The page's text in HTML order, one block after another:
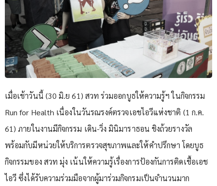
เมื่อเช้าวันนี้ (30 มิ.ย 61) สวท ร่วมออกบูธให้ความรู้ฯ ในกิจกรรม
Run for Health เนื่องในวันรณรงค์ตรวจเอชไอวีแห่งชาติ (1 ก.ค.
61) ภายในงานมีกิจกรรม เดิน-วิ่ง มินิมาราธอน ชิงถ้วยรางวัล
พร้อมกับมีหน่วยให้บริการตรวจสุขภาพและให้คำปรึกษา โดยบูธ
กิจกรรมของ สวท มุ่ง เน้นให้ความรู้เรื่องการป้องกันการติดเชื้อเอช
ไอวี ซึ่งได้รับความร่วมมือจากผู้มาร่วมกิจกรมเป็นจำนวนมาก